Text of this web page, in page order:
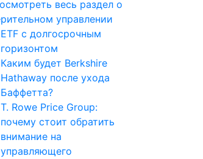
ETF с долгосрочным
горизонтом
Каким будет Berkshire
Hathaway после ухода
Баффетта?
T. Rowe Price Group:
почему стоит обратить
внимание на
управляющего